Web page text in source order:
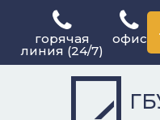
горячая
линия (24/7)
офис